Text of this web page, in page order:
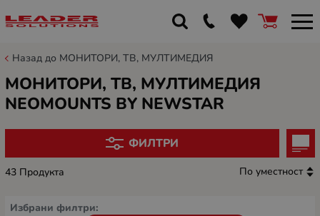
Назад до МОНИТОРИ, ТВ, МУЛТИМЕДИЯ
МОНИТОРИ, ТВ, МУЛТИМЕДИЯ
NEOMOUNTS BY NEWSTAR
ФИЛТРИ
43 Продукта По уместност
Избрани филтри: